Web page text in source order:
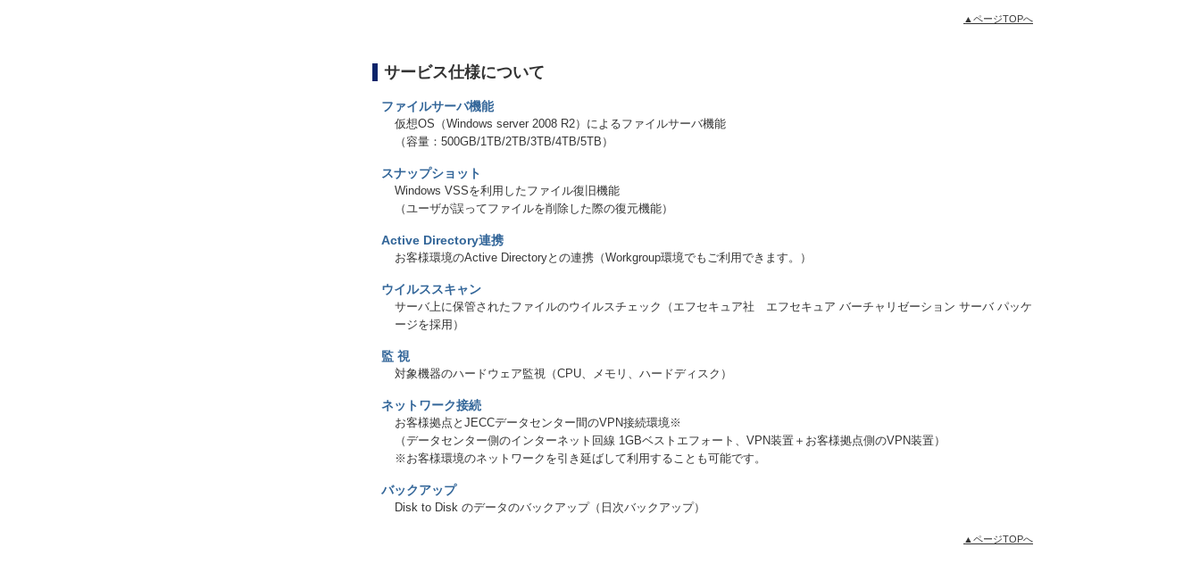
▲ページTOPへ
サービス仕様について
ファイルサーバ機能
仮想OS（Windows server 2008 R2）によるファイルサーバ機能
（容量：500GB/1TB/2TB/3TB/4TB/5TB）
スナップショット
Windows VSSを利用したファイル復旧機能
（ユーザが誤ってファイルを削除した際の復元機能）
Active Directory連携
お客様環境のActive Directoryとの連携（Workgroup環境でもご利用できます。）
ウイルススキャン
サーバ上に保管されたファイルのウイルスチェック（エフセキュア社 エフセキュア バーチャリゼーション サーバ パッケ
ージを採用）
監 視
対象機器のハードウェア監視（CPU、メモリ、ハードディスク）
ネットワーク接続
お客様拠点とJECCデータセンター間のVPN接続環境※
（データセンター側のインターネット回線 1GBベストエフォート、VPN装置＋お客様拠点側のVPN装置）
※お客様環境のネットワークを引き延ばして利用することも可能です。
バックアップ
Disk to Disk のデータのバックアップ（日次バックアップ）
▲ページTOPへ